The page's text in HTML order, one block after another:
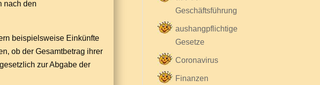
nach den
beispielsweise Einkünfte
ob der Gesamtbetrag ihrer
zur Abgabe der
Geschäftsführung
aushangpflichtige
Gesetze
Coronavirus
Finanzen